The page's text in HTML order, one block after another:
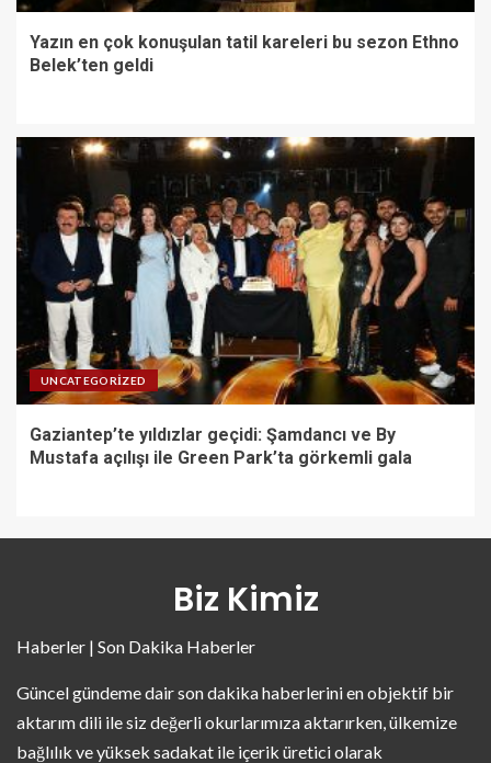
Yazın en çok konuşulan tatil kareleri bu sezon Ethno
Belek’ten geldi
UNCATEGORIZED
Gaziantep’te yıldızlar geçidi: Şamdancı ve By
Mustafa açılışı ile Green Park’ta görkemli gala
Biz Kimiz
Haberler | Son Dakika Haberler
Güncel gündeme dair son dakika haberlerini en objektif bir
aktarım dili ile siz değerli okurlarımıza aktarırken, ülkemize
bağlılık ve yüksek sadakat ile içerik üretici olarak